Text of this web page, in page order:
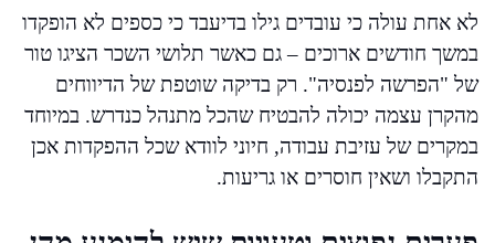
לא אחת עולה כי עובדים גילו בדיעבד כי כספים לא הופקדו
במשך חודשים ארוכים – גם כאשר תלושי השכר הציגו טור
של "הפרשה לפנסיה". רק בדיקה שוטפת של הדיווחים
מהקרן עצמה יכולה להבטיח שהכל מתנהל כנדרש. במיוחד
במקרים של עזיבת עבודה, חיוני לוודא שכל ההפקדות אכן
התקבלו ושאין חוסרים או גריעות.